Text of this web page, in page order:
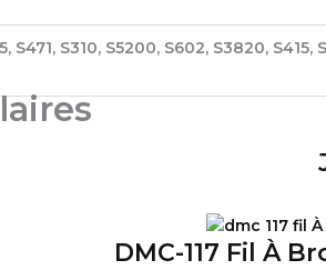
S471, S310, S5200, S602, S3820, S415,
DMC-117 Fil À